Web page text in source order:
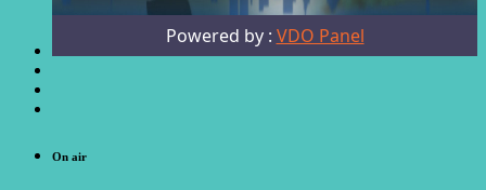
On air